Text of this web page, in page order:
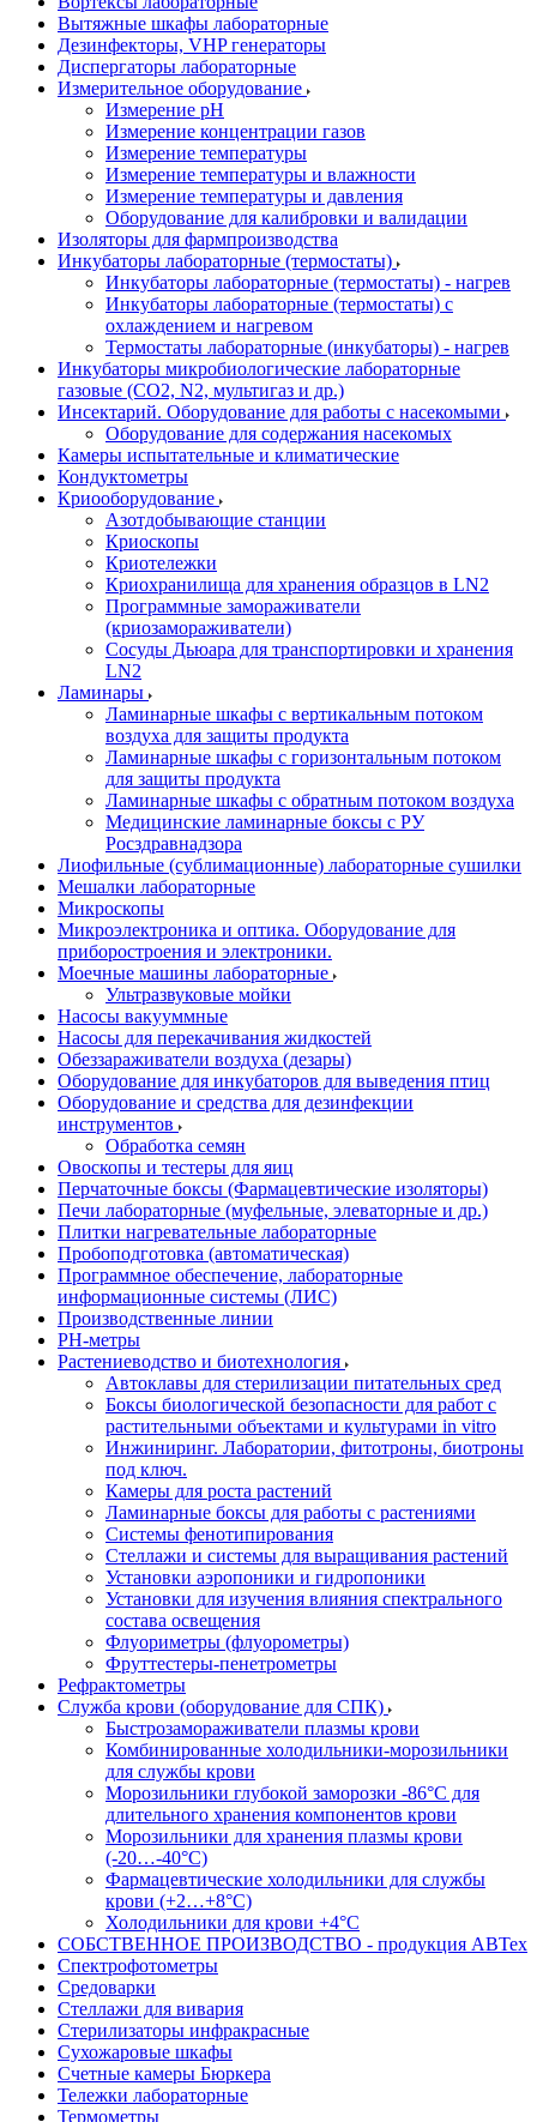
Вытяжные шкафы лабораторные
Дезинфекторы, VHP генераторы
Диспергаторы лабораторные
Измерительное оборудование
Измерение pH
Измерение концентрации газов
Измерение температуры
Измерение температуры и влажности
Измерение температуры и давления
Оборудование для калибровки и валидации
Изоляторы для фармпроизводства
Инкубаторы лабораторные (термостаты)
Инкубаторы лабораторные (термостаты) - нагрев
Инкубаторы лабораторные (термостаты) с
охлаждением и нагревом
Термостаты лабораторные (инкубаторы) - нагрев
Инкубаторы микробиологические лабораторные
газовые (CO2, N2, мультигаз и др.)
Инсектарий. Оборудование для работы с насекомыми
Оборудование для содержания насекомых
Камеры испытательные и климатические
Кондуктометры
Криооборудование
Азотдобывающие станции
Криоскопы
Криотележки
Криохранилища для хранения образцов в LN2
Программные замораживатели
(криозамораживатели)
Сосуды Дьюара для транспортировки и хранения
LN2
Ламинары
Ламинарные шкафы с вертикальным потоком
воздуха для защиты продукта
Ламинарные шкафы с горизонтальным потоком
для защиты продукта
Ламинарные шкафы с обратным потоком воздуха
Медицинские ламинарные боксы с РУ
Росздравнадзора
Лиофильные (сублимационные) лабораторные сушилки
Мешалки лабораторные
Микроскопы
Микроэлектроника и оптика. Оборудование для
приборостроения и электроники.
Моечные машины лабораторные
Ультразвуковые мойки
Насосы вакууммные
Насосы для перекачивания жидкостей
Обеззараживатели воздуха (дезары)
Оборудование для инкубаторов для выведения птиц
Оборудование и средства для дезинфекции
инструментов
Обработка семян
Овоскопы и тестеры для яиц
Перчаточные боксы (Фармацевтические изоляторы)
Печи лабораторные (муфельные, элеваторные и др.)
Плитки нагревательные лабораторные
Пробоподготовка (автоматическая)
Программное обеспечение, лабораторные
информационные системы (ЛИС)
Производственные линии
РH-метры
Растениеводство и биотехнология
Автоклавы для стерилизации питательных сред
Боксы биологической безопасности для работ с
растительными объектами и культурами in vitro
Инжиниринг. Лаборатории, фитотроны, биотроны
под ключ.
Камеры для роста растений
Ламинарные боксы для работы с растениями
Системы фенотипирования
Стеллажи и системы для выращивания растений
Установки аэропоники и гидропоники
Установки для изучения влияния спектрального
состава освещения
Флуориметры (флуорометры)
Фруттестеры-пенетрометры
Рефрактометры
Служба крови (оборудование для СПК)
Быстрозамораживатели плазмы крови
Комбинированные холодильники-морозильники
для службы крови
Морозильники глубокой заморозки -86°С для
длительного хранения компонентов крови
Морозильники для хранения плазмы крови
(-20…-40°С)
Фармацевтические холодильники для службы
крови (+2…+8°С)
Холодильники для крови +4°С
СОБСТВЕННОЕ ПРОИЗВОДСТВО - продукция АВТех
Спектрофотометры
Средоварки
Стеллажи для вивария
Стерилизаторы инфракрасные
Сухожаровые шкафы
Счетные камеры Бюркера
Тележки лабораторные
Термометры